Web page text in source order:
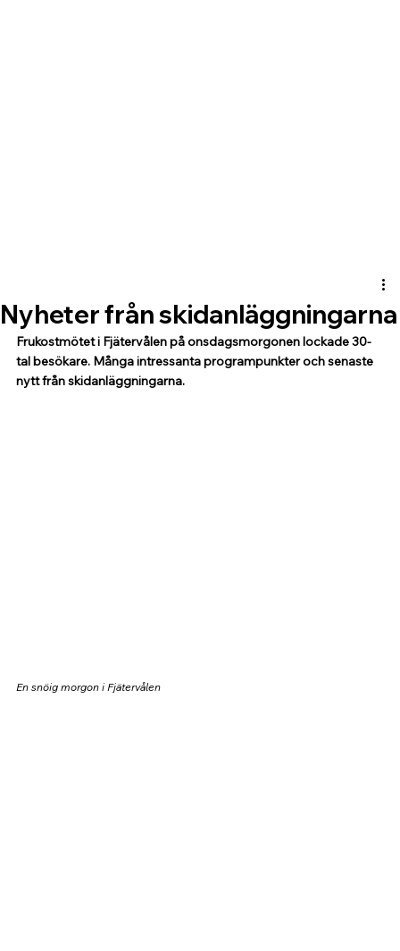
Nyheter från skidanläggningarna
Frukostmötet i Fjätervålen på onsdagsmorgonen lockade 30-
tal besökare. Många intressanta programpunkter och senaste
nytt från skidanläggningarna.
En snöig morgon i Fjätervålen